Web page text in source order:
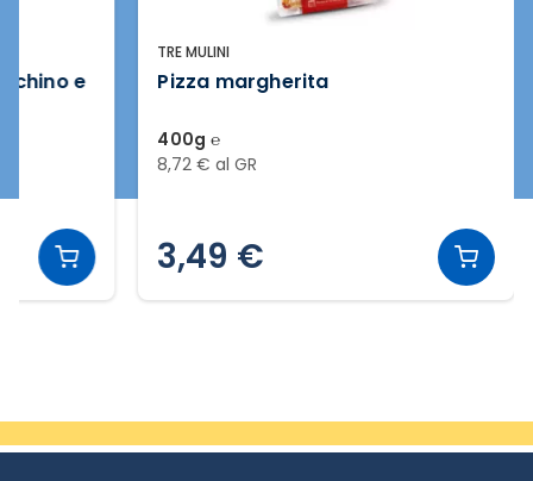
e
TRE MULINI
Pizza margherita
400g ℮
8,72 € al GR
3,49 €